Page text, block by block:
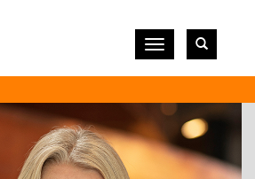
Vis
navigation